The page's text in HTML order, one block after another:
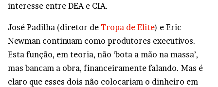
interesse entre DEA e CIA.
José Padilha (diretor de Tropa de Elite) e Eric
Newman continuam como produtores executivos.
Esta função, em teoria, não ‘bota a mão na massa’,
mas bancam a obra, financeiramente falando. Mas é
claro que esses dois não colocariam o dinheiro em